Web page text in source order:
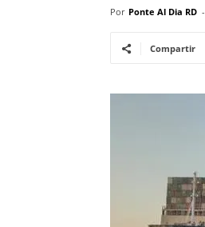
Por Ponte Al Dia RD -
Compartir